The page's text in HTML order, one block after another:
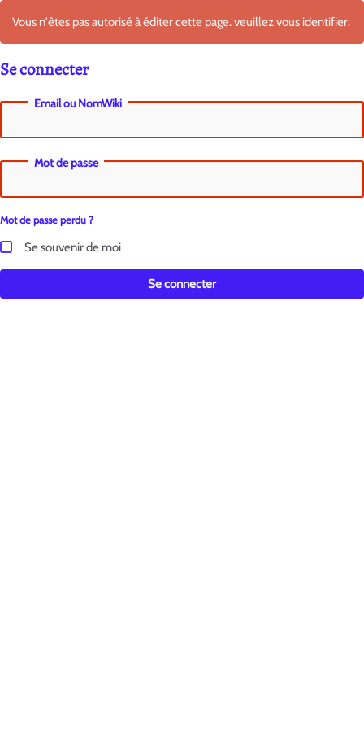
Vous n'êtes pas autorisé à éditer cette page. veuillez vous identifier.
Se connecter
Email ou NomWiki
Mot de passe
Mot de passe perdu ?
Se souvenir de moi
Se connecter